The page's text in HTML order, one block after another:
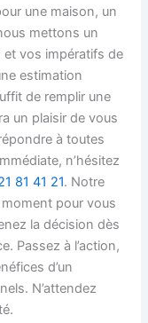
une maison, un
mettons un
et vos impératifs de
estimation
de remplir une
un plaisir de vous
à toutes
n’hésitez
81 41 21. Notre
pour vous
la décision dès
Passez à l’action,
d’un
N’attendez